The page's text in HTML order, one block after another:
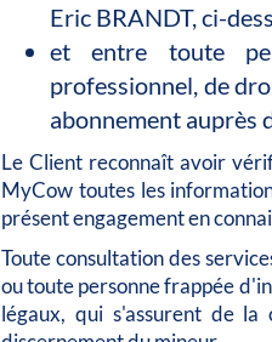
Eric BRANDT, ci-
et entre toute
professionnel, de
abonnement auprès
Le Client reconnaît avoir
MyCow toutes les
présent engagement en
Toute consultation des
ou toute personne frappée
légaux, qui s'assurent de